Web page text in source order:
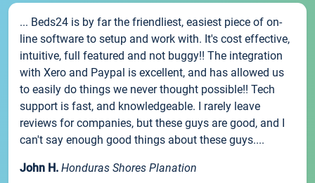
... Beds24 is by far the friendliest, easiest piece of on-
line software to setup and work with. It's cost effective,
intuitive, full featured and not buggy!! The integration
with Xero and Paypal is excellent, and has allowed us
to easily do things we never thought possible!! Tech
support is fast, and knowledgeable. I rarely leave
reviews for companies, but these guys are good, and I
can't say enough good things about these guys....
John H. Honduras Shores Planation